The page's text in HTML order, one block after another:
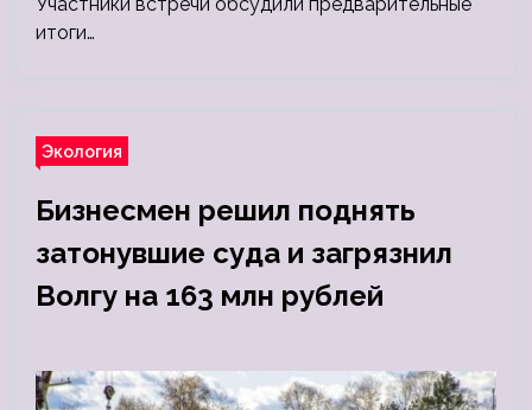
итоги…
Экология
Бизнесмен решил поднять
затонувшие суда и загрязнил
Волгу на 163 млн рублей